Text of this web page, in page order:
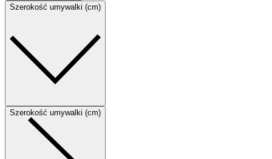
Szerokość umywalki (cm)
Szerokość umywalki (cm)